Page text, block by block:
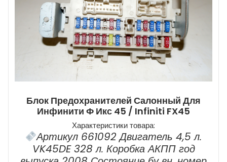
Блок Предохранителей Салонный Для
Инфинити Ф Икс 45 / Infiniti FX45
Характеристики товара:
Артикул 661092 Двигатель 4,5 л.
VK45DE 328 л. Коробка АКПП год